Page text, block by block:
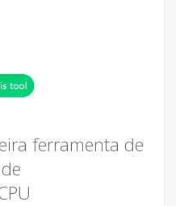
ferramenta de